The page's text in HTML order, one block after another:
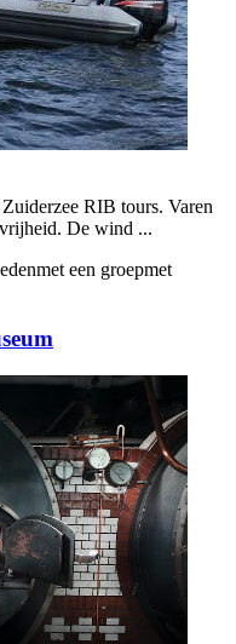
RIB tours. Varen
De wind ...
met een groepmet